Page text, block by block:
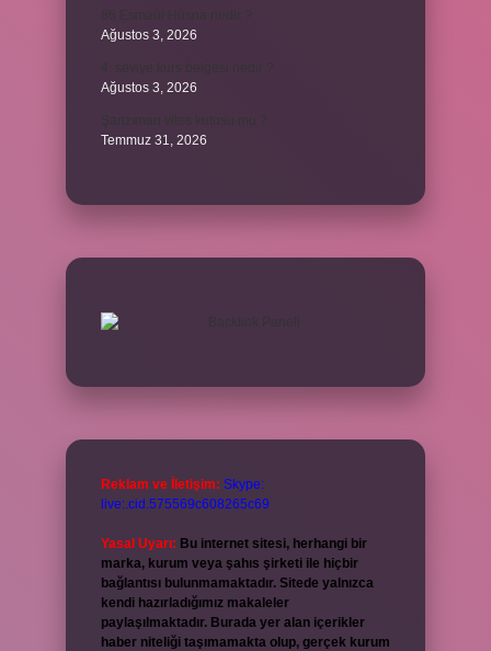
Ağustos 3, 2026
Ağustos 3, 2026
Temmuz 31, 2026
Reklam ve İletişim: Skype:
live:.cid.575569c608265c69
Yasal Uyarı: Bu internet sitesi, herhangi bir
marka, kurum veya şahıs şirketi ile hiçbir
bağlantısı bulunmamaktadır. Sitede yalnızca
kendi hazırladığımız makaleler
paylaşılmaktadır. Burada yer alan içerikler
haber niteliği taşımamakta olup, gerçek kurum